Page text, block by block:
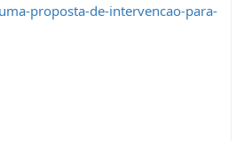
proposta-de-intervencao-para-